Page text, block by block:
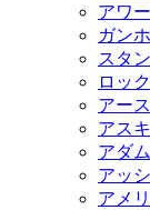
アワ
ガン
スタ
ロッ
アー
アス
アダ
アッ
アメ